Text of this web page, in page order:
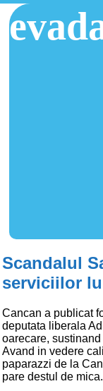
Scandalul
serviciilor
Cancan a publicat
deputata liberala
oarecare,
Avand in vedere
paparazzi de la
pare destul de